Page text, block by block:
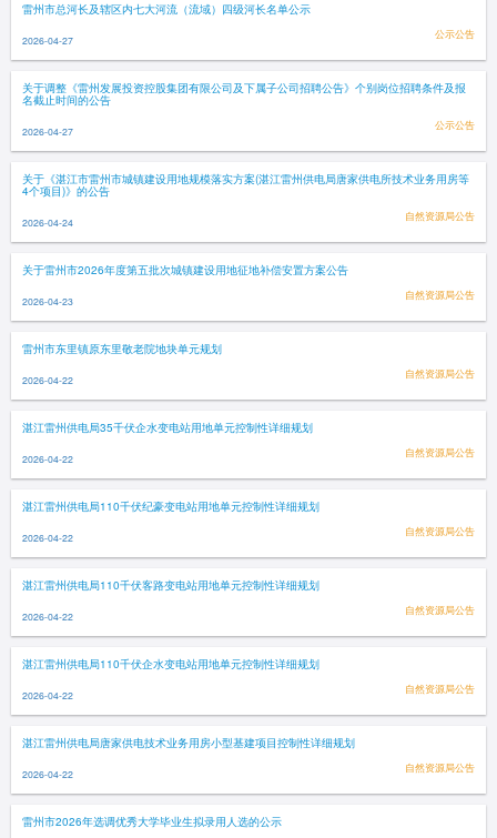
雷州市总河长及辖区内七大河流（流域）四级河长名单公示
2026-04-27 公示公告
关于调整《雷州发展投资控股集团有限公司及下属子公司招聘公告》个别岗位招聘条件及报
名截止时间的公告
2026-04-27 公示公告
关于《湛江市雷州市城镇建设用地规模落实方案(湛江雷州供电局唐家供电所技术业务用房等
4个项目)》的公告
2026-04-24 自然资源局公告
关于雷州市2026年度第五批次城镇建设用地征地补偿安置方案公告
2026-04-23 自然资源局公告
雷州市东里镇原东里敬老院地块单元规划
2026-04-22 自然资源局公告
湛江雷州供电局35千伏企水变电站用地单元控制性详细规划
2026-04-22 自然资源局公告
湛江雷州供电局110千伏纪豪变电站用地单元控制性详细规划
2026-04-22 自然资源局公告
湛江雷州供电局110千伏客路变电站用地单元控制性详细规划
2026-04-22 自然资源局公告
湛江雷州供电局110千伏企水变电站用地单元控制性详细规划
2026-04-22 自然资源局公告
湛江雷州供电局唐家供电技术业务用房小型基建项目控制性详细规划
2026-04-22 自然资源局公告
雷州市2026年选调优秀大学毕业生拟录用人选的公示